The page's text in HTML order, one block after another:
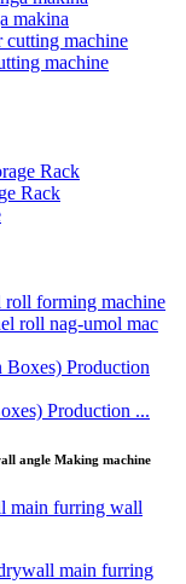
makina
machine
Rack
roll nag-umol mac
Production ...
angle Making machine